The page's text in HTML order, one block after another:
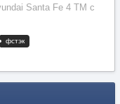
Santa Fe 4 TM с
фстэк